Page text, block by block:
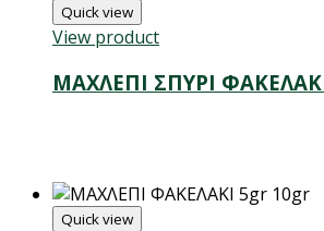
Quick view
View product
ΜΑΧΛΕΠΙ ΣΠΥΡΙ
Quick view